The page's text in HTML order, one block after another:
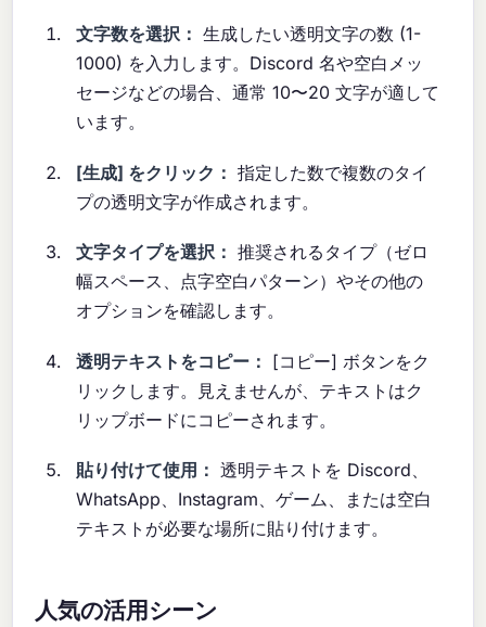
文字数を選択： 生成したい透明文字の数 (1-
1000) を入力します。Discord 名や空白メッ
セージなどの場合、通常 10〜20 文字が適して
います。
[生成] をクリック： 指定した数で複数のタイ
プの透明文字が作成されます。
文字タイプを選択： 推奨されるタイプ（ゼロ
幅スペース、点字空白パターン）やその他の
オプションを確認します。
透明テキストをコピー： [コピー] ボタンをク
リックします。見えませんが、テキストはク
リップボードにコピーされます。
貼り付けて使用： 透明テキストを Discord、
WhatsApp、Instagram、ゲーム、または空白
テキストが必要な場所に貼り付けます。
人気の活用シーン